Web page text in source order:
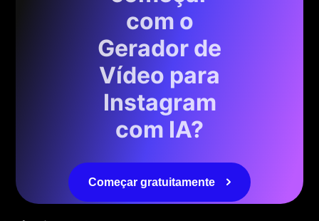
com o
Gerador de
Vídeo para
Instagram
com IA?
Começar gratuitamente